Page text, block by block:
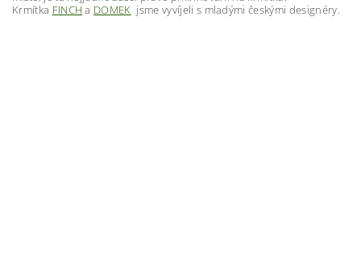
Krmítka FINCH a DOMEK jsme vyvíjeli s mladými českými designéry.